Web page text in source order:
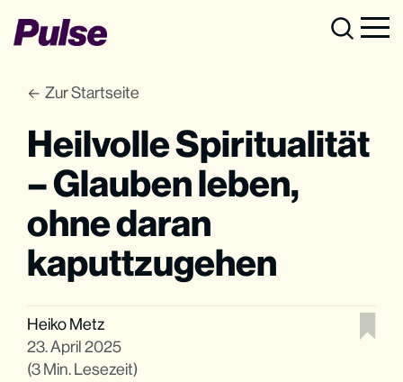
Zur Startseite
Heilvolle Spiritualität
– Glauben leben,
ohne daran
kaputtzugehen
Heiko Metz
23. April 2025
(3 Min. Lesezeit)